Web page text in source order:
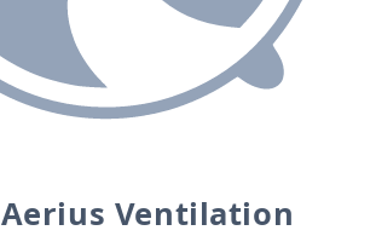
Aerius Ventilation